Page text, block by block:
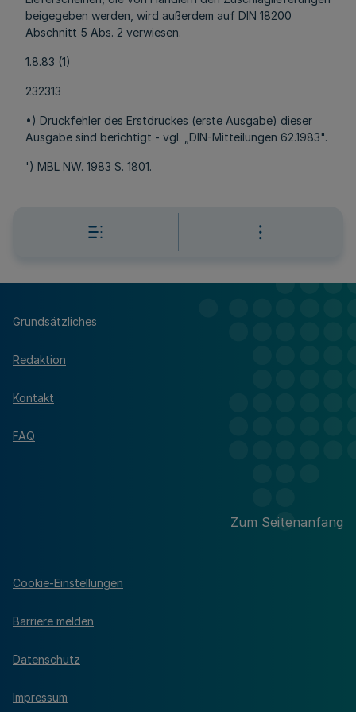
beigegeben werden, wird außerdem auf DIN 18200
Abschnitt 5 Abs. 2 verwiesen.
1.8.83 (1)
232313
•) Druckfehler des Erstdruckes (erste Ausgabe) dieser
Ausgabe sind berichtigt - vgl. „DIN-Mitteilungen 62.1983".
') MBL NW. 1983 S. 1801.
Grundsätzliches
Redaktion
Kontakt
FAQ
Zum Seitenanfang
Cookie-Einstellungen
Barriere melden
Datenschutz
Impressum